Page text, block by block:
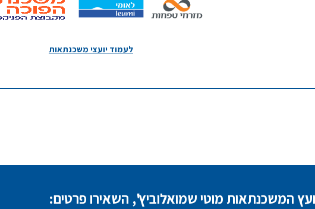
לעמוד יועצי משכנתאות
המשכנתאות מוטי שמואלוביץ', השאירו פרטים: